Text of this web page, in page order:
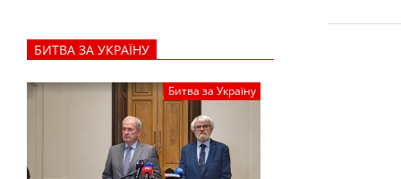
БИТВА ЗА УКРАЇНУ
Битва за Україну